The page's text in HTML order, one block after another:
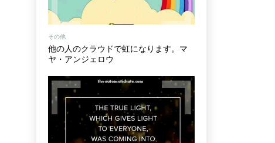
その他
他の人のクラウドで虹になります。マ
ヤ・アンジェロウ